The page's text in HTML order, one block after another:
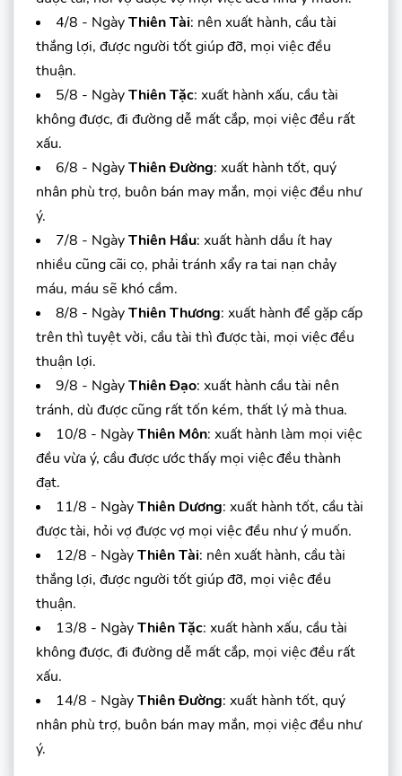
4/8 - NgàyThiên Tài: nên xuất hành, cầu tài
thắng lợi, được người tốt giúp đỡ, mọi việc đều
thuận.
5/8 - NgàyThiên Tặc: xuất hành xấu, cầu tài
không được, đi đường dễ mất cắp, mọi việc đều rất
xấu.
6/8 - NgàyThiên Đường: xuất hành tốt, quý
nhân phù trợ, buôn bán may mắn, mọi việc đều như
ý.
7/8 - NgàyThiên Hầu: xuất hành dầu ít hay
nhiều cũng cãi cọ, phải tránh xẩy ra tai nạn chảy
máu, máu sẽ khó cầm.
8/8 - NgàyThiên Thương: xuất hành để gặp cấp
trên thì tuyệt vời, cầu tài thì được tài, mọi việc đều
thuận lợi.
9/8 - NgàyThiên Đạo: xuất hành cầu tài nên
tránh, dù được cũng rất tốn kém, thất lý mà thua.
10/8 - NgàyThiên Môn: xuất hành làm mọi việc
đều vừa ý, cầu được ước thấy mọi việc đều thành
đạt.
11/8 - NgàyThiên Dương: xuất hành tốt, cầu tài
được tài, hỏi vợ được vợ mọi việc đều như ý muốn.
12/8 - NgàyThiên Tài: nên xuất hành, cầu tài
thắng lợi, được người tốt giúp đỡ, mọi việc đều
thuận.
13/8 - NgàyThiên Tặc: xuất hành xấu, cầu tài
không được, đi đường dễ mất cắp, mọi việc đều rất
xấu.
14/8 - NgàyThiên Đường: xuất hành tốt, quý
nhân phù trợ, buôn bán may mắn, mọi việc đều như
ý.